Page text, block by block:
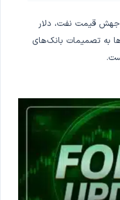
جهش قیمت نفت، دلار
به تصمیمات بانک‌های